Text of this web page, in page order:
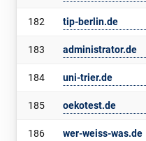
182 tip-berlin.de
183 administrator.de
184 uni-trier.de
185 oekotest.de
186 wer-weiss-was.de